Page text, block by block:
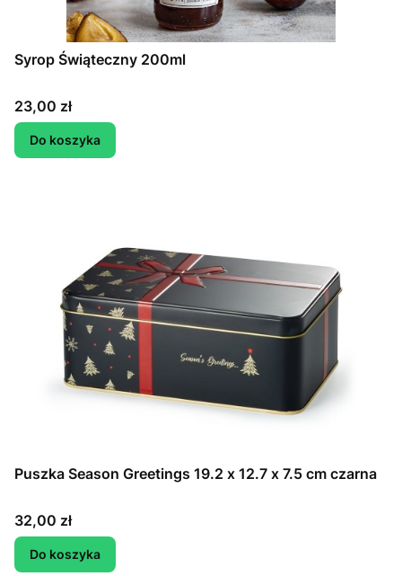
Syrop Świąteczny 200ml
Cena
23,00 zł
Do koszyka
Puszka Season Greetings 19.2 x 12.7 x 7.5 cm czarna
Cena
32,00 zł
Do koszyka